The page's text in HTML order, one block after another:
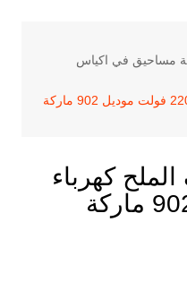
مساحيق في اكياس
ماكينة تعبئه وتغليف الملح كهرباء 220 فولت موديل 902 ماركة
الملح كهرباء
220 فولت موديل 902 ماركة